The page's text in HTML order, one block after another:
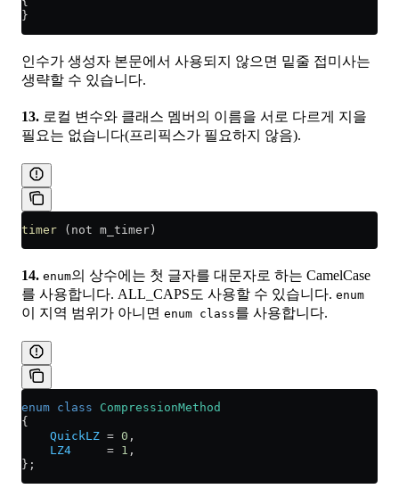
}
인수가 생성자 본문에서 사용되지 않으면 밑줄 접미사는
생략할 수 있습니다.
13. 로컬 변수와 클래스 멤버의 이름을 서로 다르게 지을
필요는 없습니다(프리픽스가 필요하지 않음).
timer ( not m_timer)
14. enum의 상수에는 첫 글자를 대문자로 하는 CamelCase
를 사용합니다. ALL_CAPS도 사용할 수 있습니다. enum
이 지역 범위가 아니면 enum class를 사용합니다.
enum class CompressionMethod
{
    QuickLZ
= 0 ,
    LZ4
     =
1 ,
};